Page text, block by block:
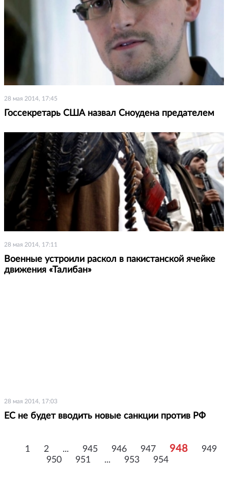
28 мая 2014, 17:45
Госсекретарь США назвал Сноудена предателем
28 мая 2014, 17:11
Военные устроили раскол в пакистанской ячейке
движения «Талибан»
28 мая 2014, 17:03
ЕС не будет вводить новые санкции против РФ
1 2 ... 945 946 947 948
949
950
951 ... 953 954